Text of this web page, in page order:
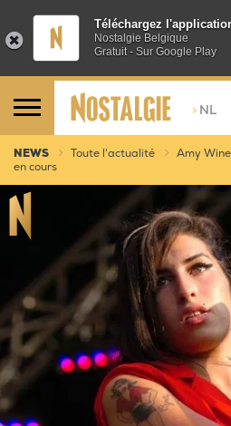
Téléchargez
Nostalgie Belgique
Gratuit - Sur Google Play
> NL
NEWS Toute l'actualité
Amy
en cours